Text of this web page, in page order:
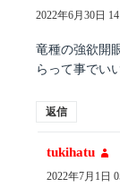
り:
2022年6月30日
竜種の強欲開
らって事でい
返信
tukihatu
2022年7月1日